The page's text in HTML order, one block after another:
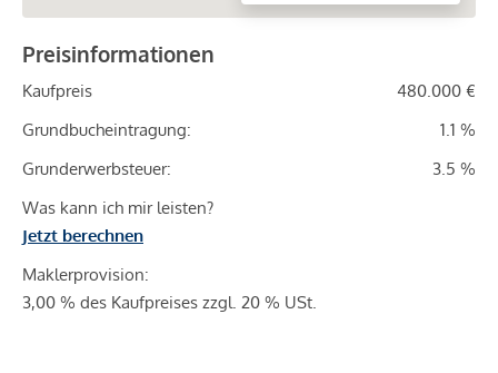
Preisinformationen
Kaufpreis
480.000 €
Grundbucheintragung:
1.1 %
Grunderwerbsteuer:
3.5 %
Was kann ich mir leisten?
Jetzt berechnen
Maklerprovision:
3,00 % des Kaufpreises zzgl. 20 % USt.